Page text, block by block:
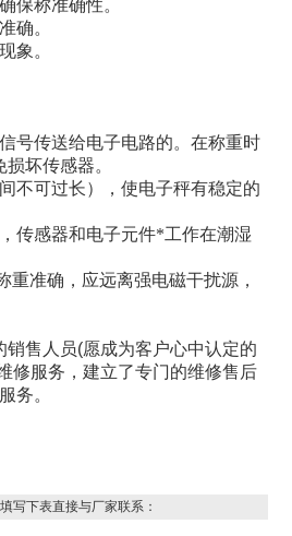
保称准确性。
确。
象。
号传送给电子电路的。在称重时
免损坏传感器。
不可过长），使电子秤有稳定的
传感器和电子元件*工作在潮湿
准确，应远离强电磁干扰源，
销售人员(愿成为客户心中认定的
修服务，建立了专门的维修售后
务。
写下表直接与厂家联系：